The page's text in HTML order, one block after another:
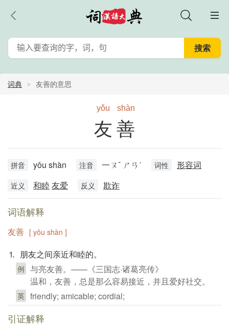
词典 友善的意思
yǒu shàn
友善
拼音 yǒu shàn 注音 一ㄡˇ ㄕㄢˋ 词性 形容词
近义 和睦 友爱 反义 欺诈
词语解释
友善 [ yǒu shàn ]
⒈ 朋友之间亲近和睦的。
例 与亮友善。——《三国志·诸葛亮传》
温和，友善，总是那么容易接近，并且爱好社交。
英 friendly; amicable; cordial;
引证解释